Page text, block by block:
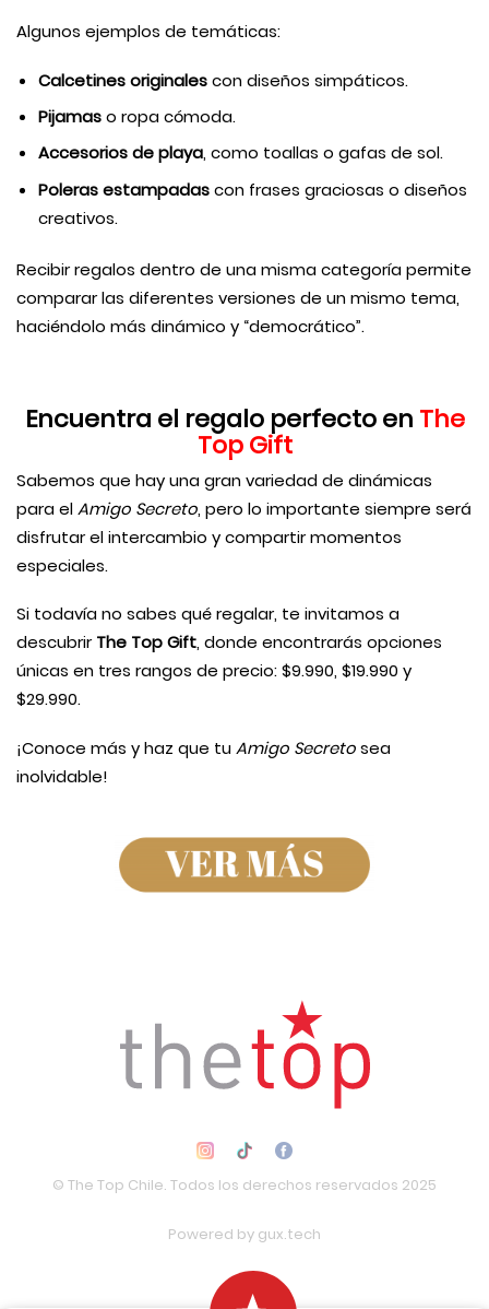
Algunos ejemplos de temáticas:
Calcetines originalescon diseños simpáticos.
Pijamaso ropa cómoda.
Accesorios de playa, como toallas o gafas de sol.
Poleras estampadascon frases graciosas o diseños
creativos.
Recibir regalos dentro de una misma categoría permite
comparar las diferentes versiones de un mismo tema,
haciéndolo más dinámico y “democrático”.
Encuentra el regalo perfecto en The
Top Gift
Sabemos que hay una gran variedad de dinámicas
para elAmigo Secreto, pero lo importante siempre será
disfrutar el intercambio y compartir momentos
especiales.
Si todavía no sabes qué regalar, te invitamos a
descubrirThe Top Gift, donde encontrarás opciones
únicas en tres rangos de precio: $9.990, $19.990 y
$29.990.
¡Conoce más y haz que tu Amigo Secretosea
inolvidable!
© The Top Chile. Todos los derechos reservados 2025
Powered by gux.tech